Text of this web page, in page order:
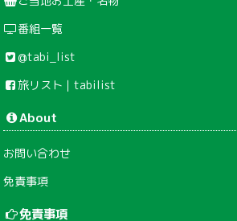
番組一覧
@tabi_list
旅リスト｜tabilist
About
お問い合わせ
免責事項
免責事項